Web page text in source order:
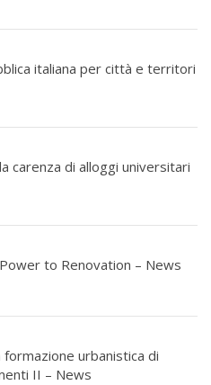
italiana per città e territori
carenza di alloggi universitari
to Renovation – News
urbanistica di
II – News